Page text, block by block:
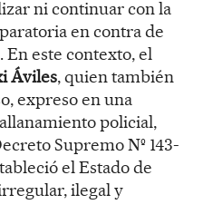
ni continuar con la
en contra de
En este contexto, el
Áviles, quien también
expreso en una
policial,
Supremo Nº 143-
el Estado de
ilegal y